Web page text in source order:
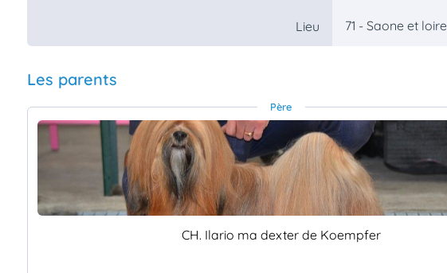
Lieu 71 - Saone et loire
Les parents
Père
CH. Ilario ma dexter de Koempfer